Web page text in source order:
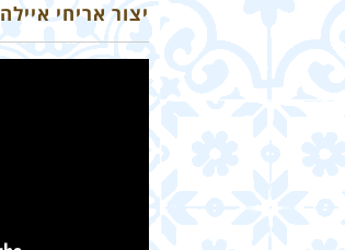
יצור אריחי איילה